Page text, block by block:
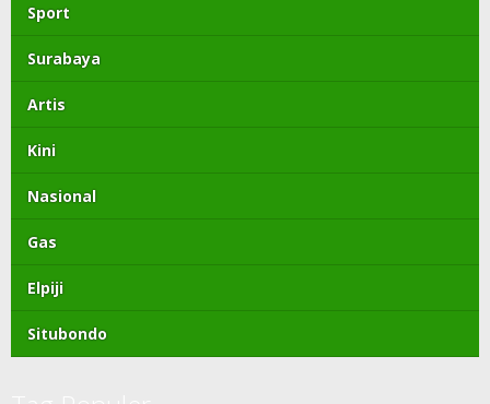
Sport
Surabaya
Artis
Kini
Nasional
Gas
Elpiji
Situbondo